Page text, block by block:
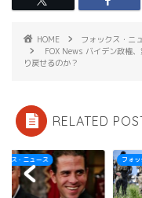
HOME
フォックス・ニ
FOX News バイデン政権
り戻せるのか？
RELATED
クス・ニュース フォ